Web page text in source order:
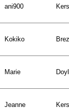
ani900
Kokiko
Marie
Jeanne